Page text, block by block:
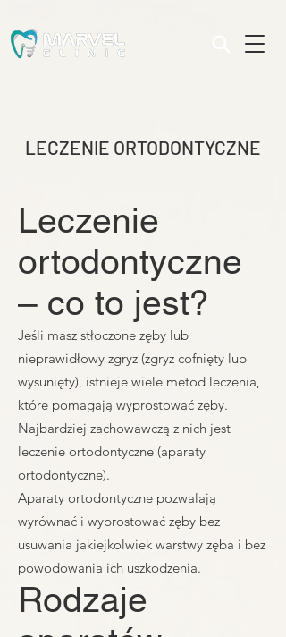
LECZENIE ORTODONTYCZNE
Leczenie
ortodontyczne
– co to jest?
Jeśli masz stłoczone zęby lub
nieprawidłowy zgryz (zgryz cofnięty lub
wysunięty), istnieje wiele metod leczenia,
które pomagają wyprostować zęby.
Najbardziej zachowawczą z nich jest
leczenie ortodontyczne (aparaty
ortodontyczne).
Aparaty ortodontyczne pozwalają
wyrównać i wyprostować zęby bez
usuwania jakiejkolwiek warstwy zęba i bez
powodowania ich uszkodzenia.
Rodzaje